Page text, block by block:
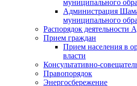
муниципального
Администрация
муниципального
Распорядок деятельности
Прием граждан
Прием населения в
власти
Консультативно-
Правопорядок
Энергосбережение